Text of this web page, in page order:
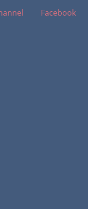
Facebook